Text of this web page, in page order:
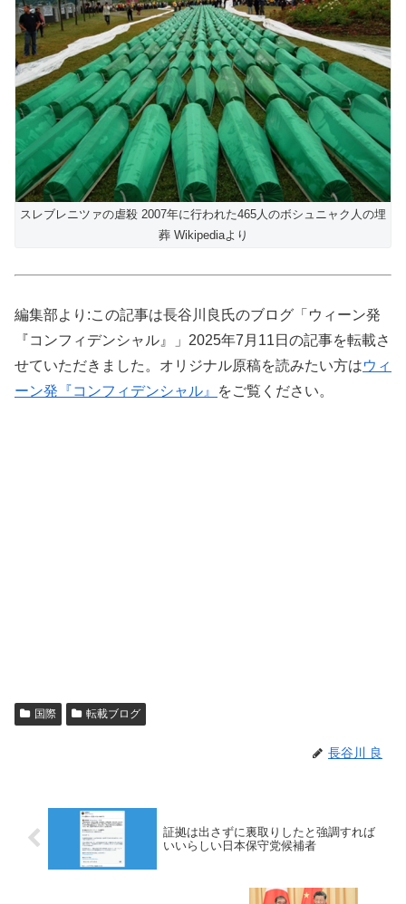
スレブレニツァの虐殺 2007年に行われた465人のボシュニャク人の埋
葬 Wikipediaより
編集部より:この記事は長谷川良氏のブログ「ウィーン発
『コンフィデンシャル』」2025年7月11日の記事を転載さ
せていただきました。オリジナル原稿を読みたい方はウィ
ーン発『コンフィデンシャル』
をご覧ください。
国際 転載ブログ
長谷川 良
証拠は出さずに裏取りしたと強調すれば
いいらしい日本保守党候補者